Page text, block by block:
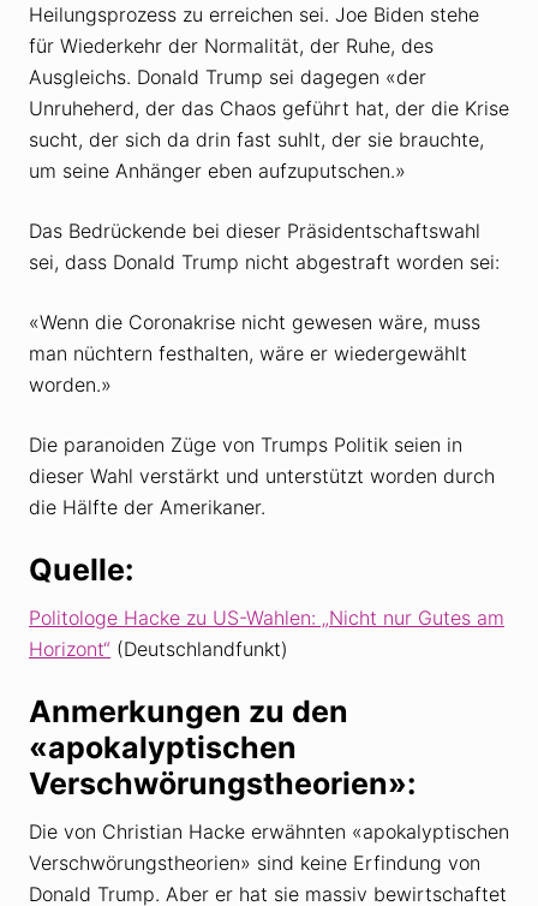
Heilungsprozess zu erreichen sei. Joe Biden stehe
für Wiederkehr der Normalität, der Ruhe, des
Ausgleichs. Donald Trump sei dagegen «der
Unruheherd, der das Chaos geführt hat, der die Krise
sucht, der sich da drin fast suhlt, der sie brauchte,
um seine Anhänger eben aufzuputschen.»
Das Bedrückende bei dieser Präsidentschaftswahl
sei, dass Donald Trump nicht abgestraft worden sei:
«Wenn die Coronakrise nicht gewesen wäre, muss
man nüchtern festhalten, wäre er wiedergewählt
worden.»
Die paranoiden Züge von Trumps Politik seien in
dieser Wahl verstärkt und unterstützt worden durch
die Hälfte der Amerikaner.
Quelle:
Politologe Hacke zu US-Wahlen: „Nicht nur Gutes am
Horizont“ (Deutschlandfunkt)
Anmerkungen zu den
«apokalyptischen
Verschwörungstheorien»:
Die von Christian Hacke erwähnten «apokalyptischen
Verschwörungstheorien» sind keine Erfindung von
Donald Trump. Aber er hat sie massiv bewirtschaftet